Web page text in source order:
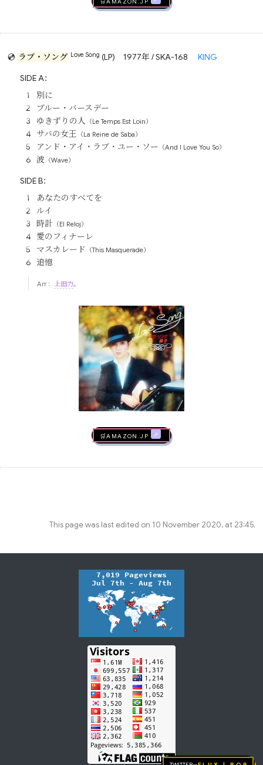
💿 ラブ・ソング Love Song (LP)1977年 / SKA-168
KING
SIDE A：
別に
ブルー・バースデー
ゆきずりの人 （Le Temps Est Loin）
サバの女王 （La Reine de Saba）
アンド・アイ・ラブ・ユー・ソー （And I Love You So）
波 （Wave）
SIDE B：
あなたのすべてを
ルイ
時計 （El Reloj）
愛のフィナーレ
マスカレード
（This Masquerade）
追憶
Arr.：上田力。
🛒AMAZON.jp
This page was last edited on 10 November 2020, at 23:45.